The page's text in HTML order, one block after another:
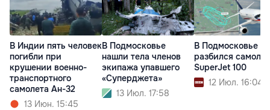
В Индии пять человек
погибли при
крушении военно-
транспортного
самолета Ан-32
13 Июн. 15:45
В Подмосковье
нашли тела членов
экипажа упавшего
«Суперджета»
13 Июл. 17:58
В Подмосковье
разбился самолет
SuperJet 100
12 Июл. 16:04